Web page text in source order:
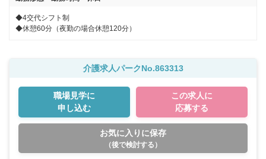
◆4交代シフト制
◆休憩60分（夜勤の場合休憩120分）
介護求人パークNo.863313
職場見学に
申し込む
この求人に
応募する
お気に入りに保存
（後で検討する）